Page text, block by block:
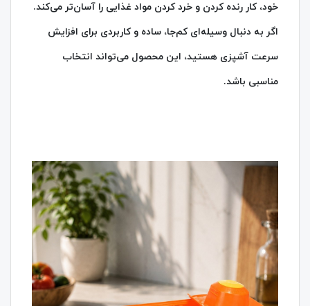
خود، کار رنده کردن و خرد کردن مواد غذایی را آسان‌تر می‌کند.
اگر به دنبال وسیله‌ای کم‌جا، ساده و کاربردی برای افزایش
سرعت آشپزی هستید، این محصول می‌تواند انتخاب
مناسبی باشد.